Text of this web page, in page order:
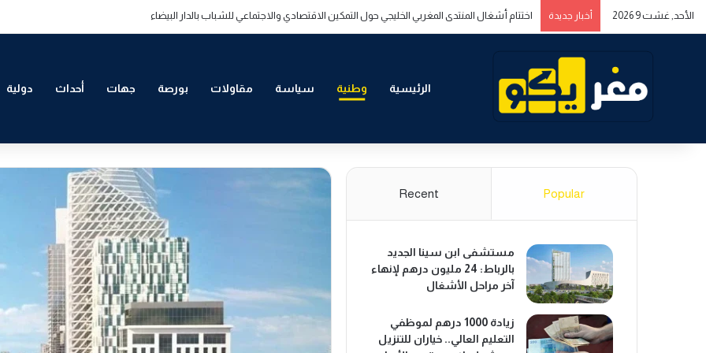
الأحد, غشت 9 2026 أخبار جديدة اختتام أشغال المنتدى المغربي الخليجي حول التمكين الاقتصادي والاجتماعي للشباب بالدار البيضاء
الرئيسية وطنية سياسة مقاولات بورصة جهات أحداث دولية
Popular
Recent
مستشفى ابن سينا الجديد
بالرباط: 24 مليون درهم لإنهاء
آخر مراحل الأشغال
زيادة 1000 درهم لموظفي
التعليم العالي.. خياران للتنزيل